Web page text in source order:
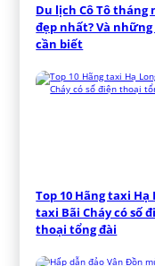
Du lịch Cô Tô tháng
đẹp nhất? Và
cần biết
Top 10 Hãng taxi Hạ
taxi Bãi Cháy có số
thoại tổng đài